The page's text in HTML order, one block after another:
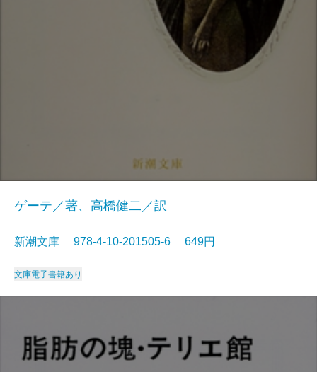
ゲーテ／著、高橋健二／訳
新潮文庫 978-4-10-201505-6 649円
文庫電子書籍あり